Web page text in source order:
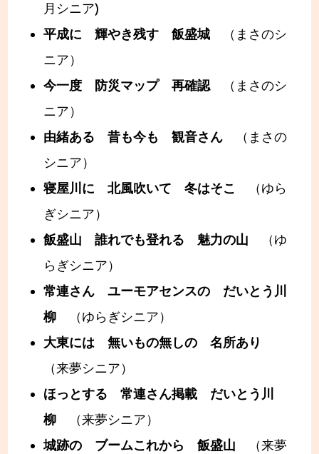
月シニア)
平成に 輝やき残す 飯盛城（まさのシ
ニア）
今一度 防災マップ 再確認（まさのシ
ニア）
由緒ある 昔も今も 観音さん（まさの
シニア）
寝屋川に 北風吹いて 冬はそこ （ゆら
ぎシニア）
飯盛山 誰れでも登れる 魅力の山 （ゆ
らぎシニア）
常連さん ユーモアセンスの だいとう川
柳（ゆらぎシニア）
大東には 無いもの無しの 名所あり
（来夢シニア）
ほっとする 常連さん掲載 だいとう川
柳（来夢シニア）
城跡の ブームこれから 飯盛山 （来夢